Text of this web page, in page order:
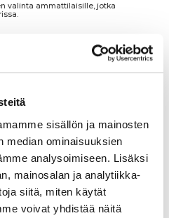
sisällön ja mainosten
median ominaisuuksien
analysoimiseen. Lisäksi
mainosalan ja analytiikka-
siitä, miten käytät
voivat yhdistää näitä
valinta ammattilaisille, jotka